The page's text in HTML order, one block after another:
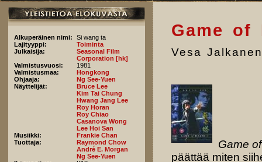
Alkuperäinen nimi:
Si wang ta
Lajityyppi:
Toiminta
Julkaisija:
Seasonal Film
Corporation [hk]
Valmistusvuosi:
1981
Valmistusmaa:
Hongkong
Ohjaaja:
Ng See-Yuen
Näyttelijät:
Bruce Lee
Kim Tai Chung
Hwang Jang Lee
Roy Horan
Roy Chiao
Casanova Wong
Lee Hoi San
Musiikki:
Frankie Chan
Tuottaja:
Raymond Chow
André E. Morgan
Ng See-Yuen
Game of
Vesa Jalkanen
Game
päättää miten